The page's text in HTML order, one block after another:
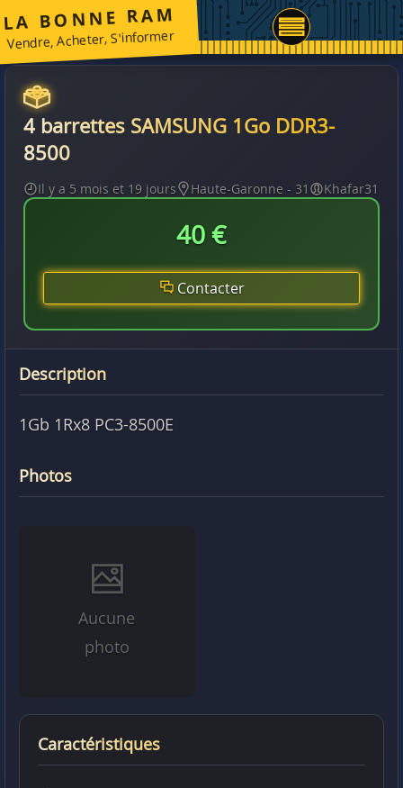
LA BONNE RAM
Vendre, Acheter, S'informer
4 barrettes SAMSUNG 1Go DDR3-
8500
Il y a 5 mois et 19 jours Haute-Garonne - 31 Khafar31
40 €
Contacter
Description
1Gb 1Rx8 PC3-8500E
Photos
Aucune
photo
Caractéristiques